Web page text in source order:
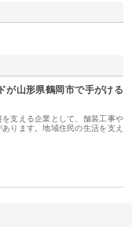
が山形県鶴岡市で手がける
支える企業として、舗装工事や
ります。地域住民の生活を支え